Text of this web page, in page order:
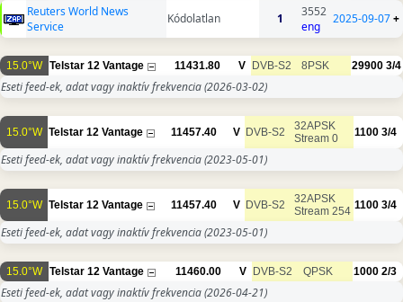
Reuters World News
Service
Kódolatlan 1
3552
eng
2025-09-07+
15.0°W Telstar 12 Vantage 11431.80 V DVB-S2 8PSK 29900 3/4
Eseti feed-ek, adat vagy inaktív frekvencia(2026-03-02)
15.0°W Telstar 12 Vantage 11457.40 V DVB-S2
32APSK
Stream 0
1100 3/4
Eseti feed-ek, adat vagy inaktív frekvencia(2023-05-01)
15.0°W Telstar 12 Vantage 11457.40 V DVB-S2
32APSK
Stream 254 1100 3/4
Eseti feed-ek, adat vagy inaktív frekvencia(2023-05-01)
15.0°W Telstar 12 Vantage 11460.00 V DVB-S2 QPSK 1000 2/3
Eseti feed-ek, adat vagy inaktív frekvencia(2026-04-21)